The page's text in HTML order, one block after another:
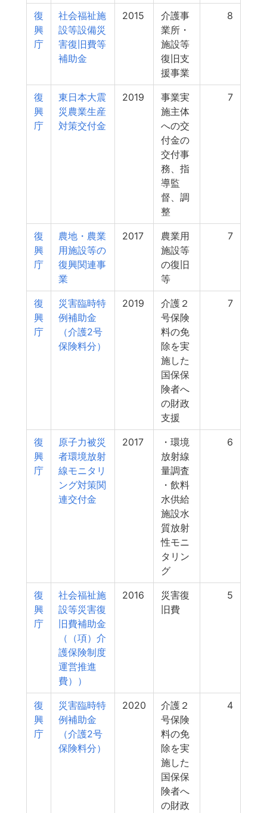
復
興
庁
社会福祉施
設等設備災
害復旧費等
補助金
2015
介護事
業所・
施設等
復旧支
援事業
8
復
興
庁
東日本大震
災農業生産
対策交付金
2019
事業実
施主体
への交
付金の
交付事
務、指
導監
督、調
整
7
復
興
庁
農地・農業
用施設等の
復興関連事
業
2017
農業用
施設等
の復旧
等
7
復
興
庁
災害臨時特
例補助金
（介護2号
保険料分）
2019
介護２
号保険
料の免
除を実
施した
国保保
険者へ
の財政
支援
7
復
興
庁
原子力被災
者環境放射
線モニタリ
ング対策関
連交付金
2017
・環境
放射線
量調査
・飲料
水供給
施設水
質放射
性モニ
タリン
グ
6
復
興
庁
社会福祉施
設等災害復
旧費補助金
（（項）介
護保険制度
運営推進
費））
2016
災害復
旧費
5
復
興
庁
災害臨時特
例補助金
（介護2号
保険料分）
2020
介護２
号保険
料の免
除を実
施した
国保保
険者へ
の財政
4